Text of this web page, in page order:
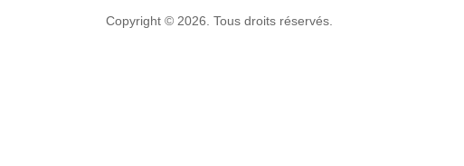
Copyright © 2026. Tous droits réservés.